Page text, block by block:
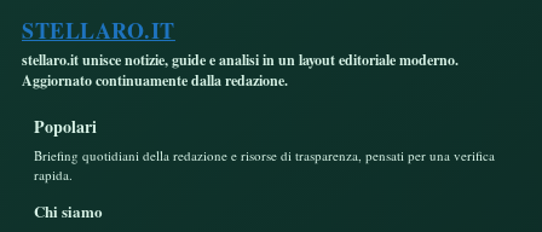
STELLARO.IT
stellaro.it unisce notizie, guide e analisi in un layout editoriale moderno.
Aggiornato continuamente dalla redazione.
Popolari
Briefing quotidiani della redazione e risorse di trasparenza, pensati per una verifica
rapida.
Chi siamo